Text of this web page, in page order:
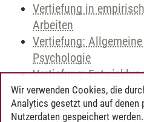
Vertiefung in
Arbeiten
Vertiefung:
Psychologie
Vertiefung:
Sozialpsychologie
Psychological
Wir verwenden Cookies, die
Analytics gesetzt und auf denen
Nutzerdaten gespeichert